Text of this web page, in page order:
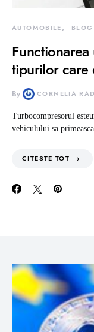
AUTOMOBILE BLOG
tipurilor care
By CORNELIA
Turbocompresorul
vehiculului sa
CITESTE TOT